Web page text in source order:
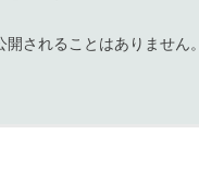
されることはありません。